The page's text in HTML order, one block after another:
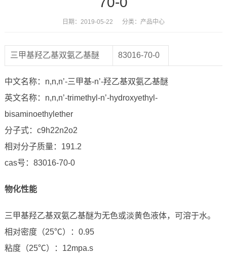
日期：2019-05-22 分类： 产品中心
三甲基羟乙基双氨乙基醚 83016-70-0
中文名称：n,n,n’-三甲基-n’-羟乙基双氨乙基醚
英文名称：n,n,n’-trimethyl-n’-hydroxyethyl-
bisaminoethylether
分子式：c9h22n2o2
相对分子质量：191.2
cas号：83016-70-0
物化性能
三甲基羟乙基双氨乙基醚为无色或淡黄色液体，可溶于水。
相对密度（25℃）：0.95
粘度（25℃）：12mpa.s